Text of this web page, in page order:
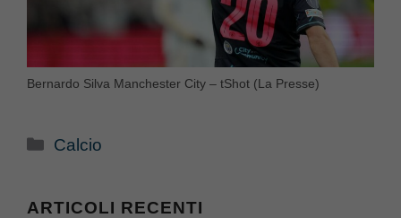
Bernardo Silva Manchester City – tShot (La Presse)
Categorie
Calcio
ARTICOLI RECENTI